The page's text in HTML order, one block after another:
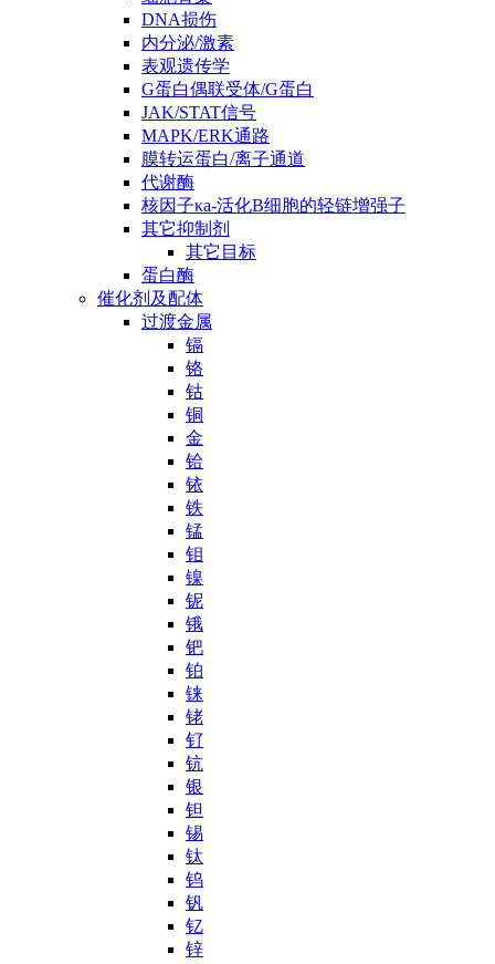
DNA损伤
内分泌/激素
表观遗传学
G蛋白偶联受体/G蛋白
JAK/STAT信号
MAPK/ERK通路
膜转运蛋白/离子通道
代谢酶
核因子κa-活化B细胞的轻链增强子
其它抑制剂
其它目标
蛋白酶
催化剂及配体
过渡金属
镉
铬
钴
铜
金
铪
铱
铁
锰
钼
镍
铌
锇
钯
铂
铼
铑
钌
钪
银
钽
锡
钛
钨
钒
钇
锌